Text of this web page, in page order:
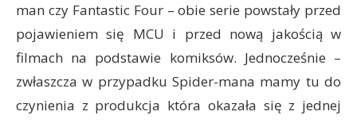
man czy Fantastic Four – obie serie powstały przed
pojawieniem się MCU i przed nową jakością w
filmach na podstawie komiksów. Jednocześnie –
zwłaszcza w przypadku Spider-mana mamy tu do
czynienia z produkcja która okazała się z jednej